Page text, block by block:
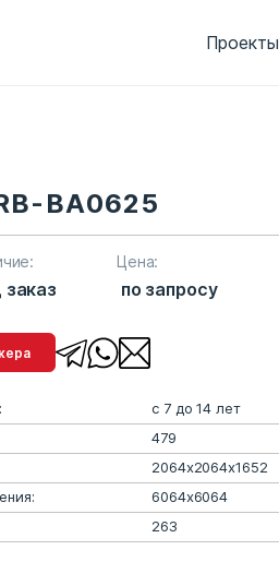
Проекты
BA0625
Цена:
по запросу
с 7 до 14 лет
479
2064x2064x1652
6064х6064
263